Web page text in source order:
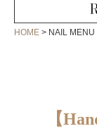
HAIR MENU
New nail
HOME NAIL MENU
【